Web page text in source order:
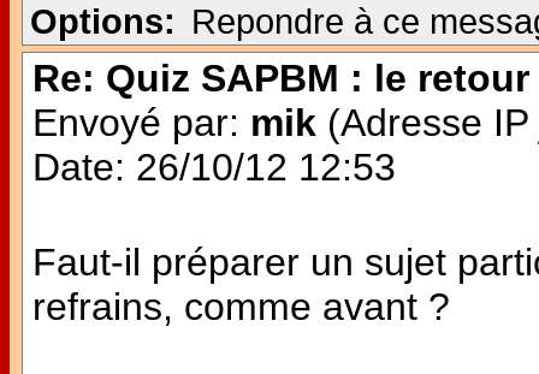
Options: Repondre à ce
Re: Quiz SAPBM : le retour
Envoyé par: mik (Adresse
Date: 26/10/12 12:53
Faut-il préparer un sujet
refrains, comme avant ?